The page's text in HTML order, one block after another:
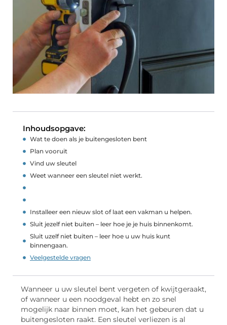
Inhoudsopgave:
Wat te doen als je buitengesloten bent
Plan vooruit
Vind uw sleutel
Weet wanneer een sleutel niet werkt.
Installeer een nieuw slot of laat een vakman u helpen.
Sluit jezelf niet buiten – leer hoe je je huis binnenkomt.
Sluit uzelf niet buiten – leer hoe u uw huis kunt
binnengaan.
Veelgestelde vragen
Wanneer u uw sleutel bent vergeten of kwijtgeraakt,
of wanneer u een noodgeval hebt en zo snel
mogelijk naar binnen moet, kan het gebeuren dat u
buitengesloten raakt. Een sleutel verliezen is al